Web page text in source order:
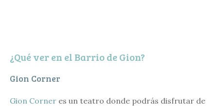
¿Qué ver en el Barrio de Gion?
Gion Corner
Gion Corner es un teatro donde podrás disfrutar de